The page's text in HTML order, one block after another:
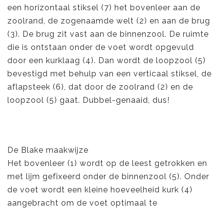
een horizontaal stiksel (7) het bovenleer aan de
zoolrand, de zogenaamde welt (2) en aan de brug
(3). De brug zit vast aan de binnenzool. De ruimte
die is ontstaan onder de voet wordt opgevuld
door een kurklaag (4). Dan wordt de loopzool (5)
bevestigd met behulp van een verticaal stiksel, de
aflapsteek (6), dat door de zoolrand (2) en de
loopzool (5) gaat. Dubbel-genaaid, dus!
De Blake maakwijze
Het bovenleer (1) wordt op de leest getrokken en
met lijm gefixeerd onder de binnenzool (5). Onder
de voet wordt een kleine hoeveelheid kurk (4)
aangebracht om de voet optimaal te